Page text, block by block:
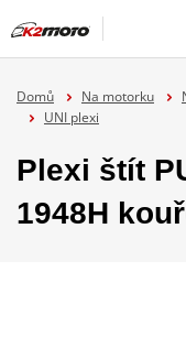
Domů Na motorku
UNI plexi
Plexi štít
1948H